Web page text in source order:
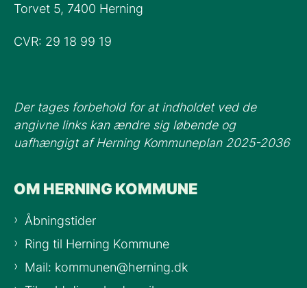
Torvet 5, 7400 Herning
CVR: 29 18 99 19
Der tages forbehold for at indholdet ved de
angivne links kan ændre sig løbende og
uafhængigt af Herning Kommuneplan 2025-2036
OM HERNING KOMMUNE
Åbningstider
Ring til Herning Kommune
Mail: kommunen@herning.dk